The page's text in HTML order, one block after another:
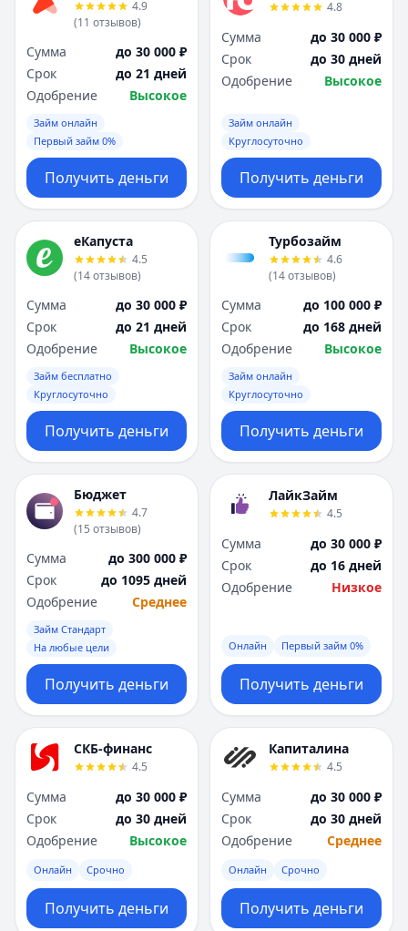
4.9
(11 отзывов)
Сумма
до 30 000 ₽
Срок
до 21 дней
Одобрение
Высокое
Займ онлайн
Первый займ 0%
Получить деньги
4.8
Сумма
до 30 000 ₽
Срок
до 30 дней
Одобрение
Высокое
Займ онлайн
Круглосуточно
Получить деньги
еКапуста
4.5
(14отзывов)
Сумма
до 30 000 ₽
Срок
до 21 дней
Одобрение
Высокое
Займ бесплатно
Круглосуточно
Получить деньги
Турбозайм
4.6
(14отзывов)
Сумма
до 100 000 ₽
Срок
до 168 дней
Одобрение
Высокое
Займ онлайн
Круглосуточно
Получить деньги
Бюджет
4.7
(15 отзывов)
Сумма
до 300 000 ₽
Срок
до 1095 дней
Одобрение
Среднее
Займ Стандарт
На любые цели
Получить деньги
ЛайкЗайм
4.5
Сумма
до 30 000 ₽
Срок
до 16 дней
Одобрение
Низкое
Онлайн Первый займ 0%
Получить деньги
СКБ-финанс
4.5
Сумма
до 30 000 ₽
Срок
до 30 дней
Одобрение
Высокое
Онлайн Срочно
Получить деньги
Капиталина
4.5
Сумма
до 30 000 ₽
Срок
до 30 дней
Одобрение
Среднее
Онлайн Срочно
Получить деньги